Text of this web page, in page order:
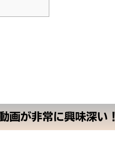
画が非常に興味深い！